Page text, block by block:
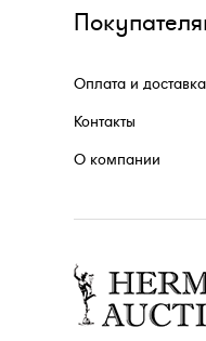
Оплата и доставка
Контакты
О компании